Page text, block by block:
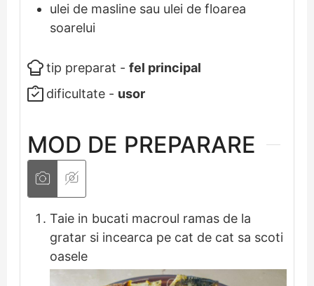
ulei de masline sau ulei de floarea
soarelui
tip preparat -fel principal
dificultate - usor
MOD DE PREPARARE
Taie in bucati macroul ramas de la
gratar si incearca pe cat de cat sa scoti
oasele